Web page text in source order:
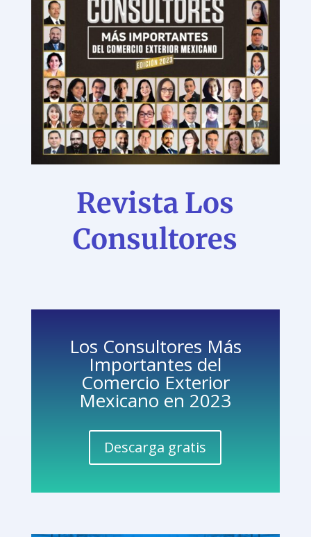
Revista Los
Consultores
Los Consultores Más
Importantes del
Comercio Exterior
Mexicano en 2023
Descarga gratis